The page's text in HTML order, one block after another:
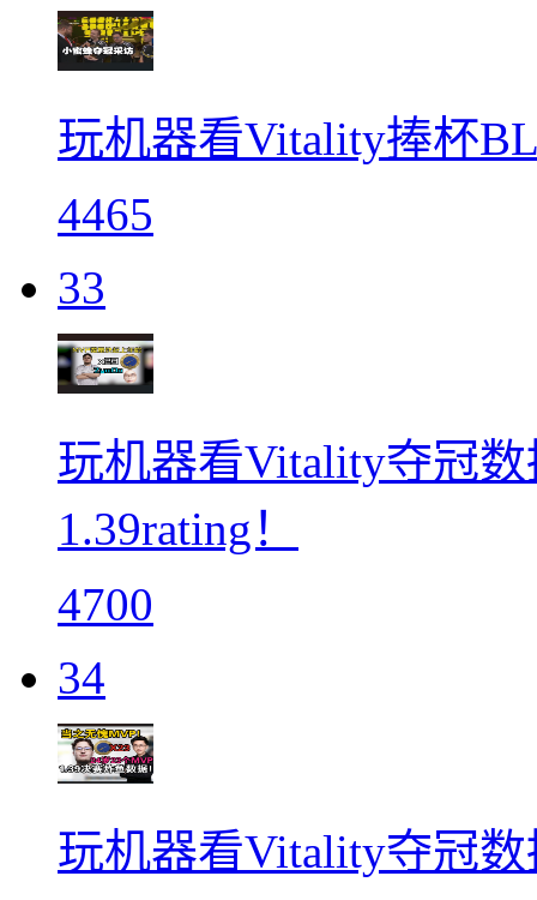
玩机器看Vitality捧杯
4465
33
玩机器看Vitality夺冠
1.39rating！
4700
34
玩机器看Vitality夺冠